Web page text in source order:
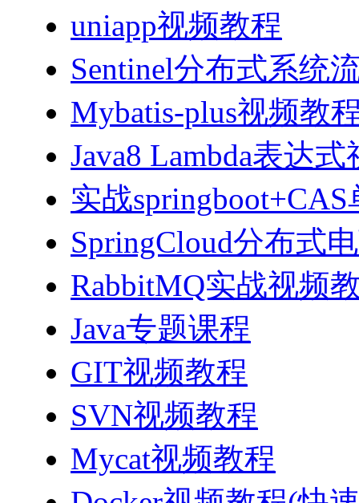
uniapp视频教程
Sentinel分布式系统
Mybatis-plus视频教
Java8 Lambda表达
实战
SpringCloud分布式
RabbitMQ实战视频
Java专题课程
GIT视频教程
SVN视频教程
Mycat视频教程